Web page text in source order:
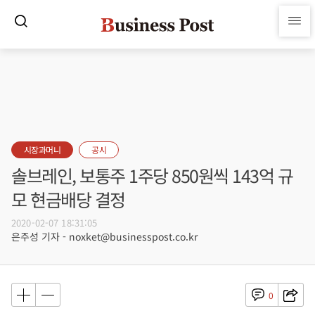
시장과머니 공시
솔브레인, 보통주 1주당 850원씩 143억 규
모 현금배당 결정
2020-02-07 18:31:05
은주성 기자 - noxket@businesspost.co.kr
0